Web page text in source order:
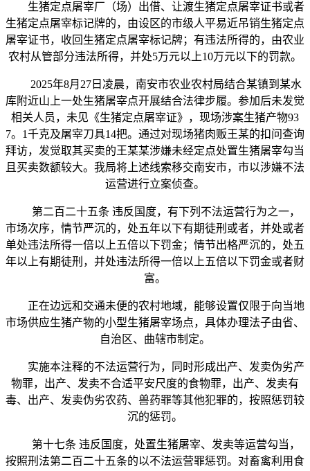
生猪定点屠宰厂（场）出借、让渡生猪定点屠宰证书或者
生猪定点屠宰标记牌的，由设区的市级人平易近吊销生猪定点
屠宰证书，收回生猪定点屠宰标记牌；有违法所得的，由农业
农村从管部分违法所得，并处5万元以上10万元以下的罚款。
2025年8月27日凌晨，南安市农业农村局结合某镇到某水
库附近山上一处生猪屠宰点开展结合法律步履。参加后未发觉
相关人员，未见《生猪定点屠宰证》，现场涉案生猪产物93
7。1千克及屠宰刀具14把。通过对现场猪肉贩王某的扣问查询
拜访，发觉取其买卖的王某某涉嫌未经定点处置生猪屠宰勾当
且买卖数额较大。我局将上述线索移交南安市，市以涉嫌不法
运营进行立案侦查。
第二百二十五条 违反国度，有下列不法运营行为之一，
市场次序，情节严沉的，处五年以下有期徒刑或者，并处或者
单处违法所得一倍以上五倍以下罚金；情节出格严沉的，处五
年以上有期徒刑，并处违法所得一倍以上五倍以下罚金或者财
富。
正在边远和交通未便的农村地域，能够设置仅限于向当地
市场供应生猪产物的小型生猪屠宰场点，具体办理法子由省、
自治区、曲辖市制定。
实施本注释的不法运营行为，同时形成出产、发卖伪劣产
物罪，出产、发卖不合适平安尺度的食物罪，出产、发卖有
毒、出产、发卖伪劣农药、兽药罪等其他犯罪的，按照惩罚较
沉的惩罚。
第十七条 违反国度，处置生猪屠宰、发卖等运营勾当，
按照刑法第二百二十五条的以不法运营罪惩罚。对畜禽利用食